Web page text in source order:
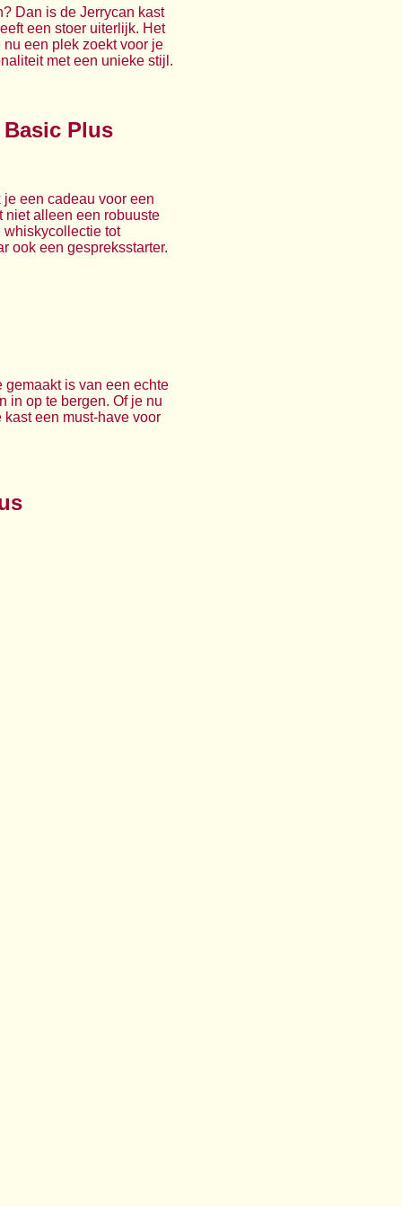
Dan is de Jerrycan kast
een stoer uiterlijk. Het
een plek zoekt voor je
met een unieke stijl.
Plus
een cadeau voor een
niet alleen een robuuste
whiskycollectie tot
ook een gespreksstarter.
gemaakt is van een echte
in op te bergen. Of je nu
een must-have voor